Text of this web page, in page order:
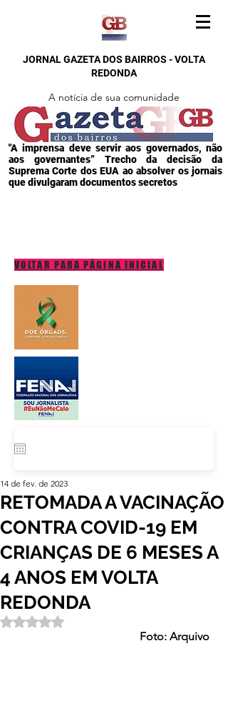
JORNAL GAZETA DOS BAIRROS - VOLTA
REDONDA
A notícia de sua comunidade
"A imprensa deve servir aos governados, não
aos governantes” Trecho da decisão da
Suprema Corte dos EUA ao absolver os jornais
que divulgaram documentos secretos
VOLTAR PARA PÁGINA INICIAL
RETOMADA A VACINAÇÃO
CONTRA COVID-19 EM
CRIANÇAS DE 6 MESES A
4 ANOS EM VOLTA
REDONDA
14 de fev. de 2023
Avaliado com NaN de 5 estrelas.
Foto: Arquivo